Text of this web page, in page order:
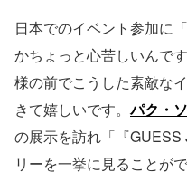
日本でのイベント参加に
かちょっと心苦しいんで
様の前でこうした素敵な
きて嬉しいです。パク・
の展示を訪れ「『
リーを一挙に見ることが